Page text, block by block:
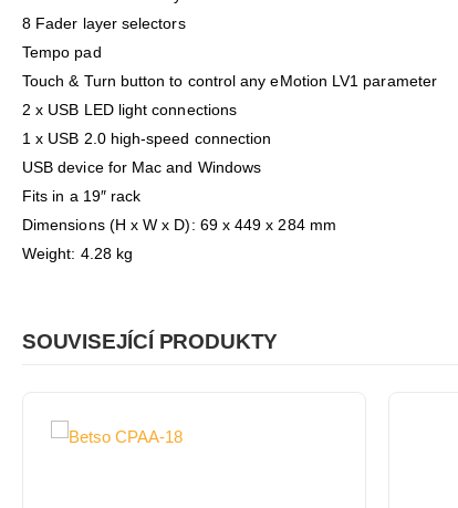
8 Fader layer selectors
Tempo pad
Touch & Turn button to control any eMotion LV1 parameter
2 x USB LED light connections
1 x USB 2.0 high-speed connection
USB device for Mac and Windows
Fits in a 19″ rack
Dimensions (H x W x D): 69 x 449 x 284 mm
Weight: 4.28 kg
SOUVISEJÍCÍ PRODUKTY